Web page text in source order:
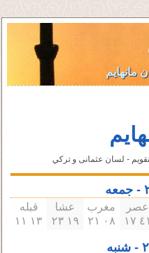
مانهایم
تقویم - لسان عثمانى و تركي
عصر
٤۱ ۱٧
مغرب
۰٨ ۲۱
عشا
۱٩ ۲۳
قبله
۱۳ ۱۱